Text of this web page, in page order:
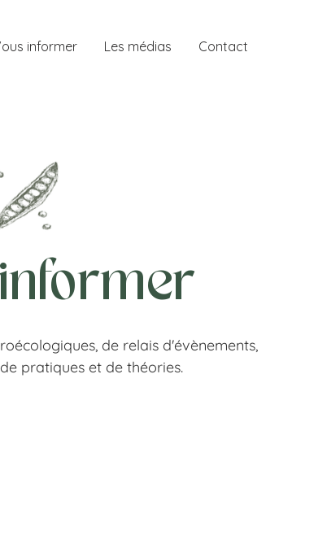
informer Les médias Contact
de relais d'évènements,
pratiques et de théories.